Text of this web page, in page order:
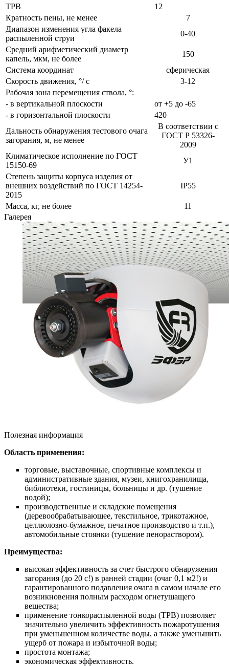
ТРВ
12
Кратность пены, не менее
7
Диапазон изменения угла факела
распыленной струи
0-40
Средний арифметический диаметр
капель, мкм, не более
150
Система координат
сферическая
Скорость движения, °/ с
3-12
Рабочая зона перемещения ствола, °:
- в вертикальной плоскости
от +5 до -65
- в горизонтальной плоскости
420
Дальность обнаружения тестового очага
загорания, м, не менее
В соответствии с
ГОСТ Р 53326-
2009
Климатическое исполнение по ГОСТ
15150-69
У1
Степень защиты корпуса изделия от
внешних воздействий по ГОСТ 14254-
2015
IP55
Масса, кг, не более
11
Галерея
Полезная информация
Область применения:
торговые, выставочные, спортивные комплексы и
административные здания, музеи, книгохранилища,
библиотеки, гостиницы, больницы и др. (тушение
водой);
производственные и складские помещения
(деревообрабатывающее, текстильное, трикотажное,
целлюлозно-бумажное, печатное производство и т.п.),
автомобильные стоянки (тушение пенораствором).
Преимущества:
высокая эффективность за счет быстрого обнаружения
загорания (до 20 с!) в ранней стадии (очаг 0,1 м2!) и
гарантированного подавления очага в самом начале его
возникновения полным расходом огнетушащего
вещества;
применение тонкораспыленной воды (ТРВ) позволяет
значительно увеличить эффективность пожаротушения
при уменьшенном количестве воды, а также уменьшить
ущерб от пожара и избыточной воды;
простота монтажа;
экономическая эффективность.